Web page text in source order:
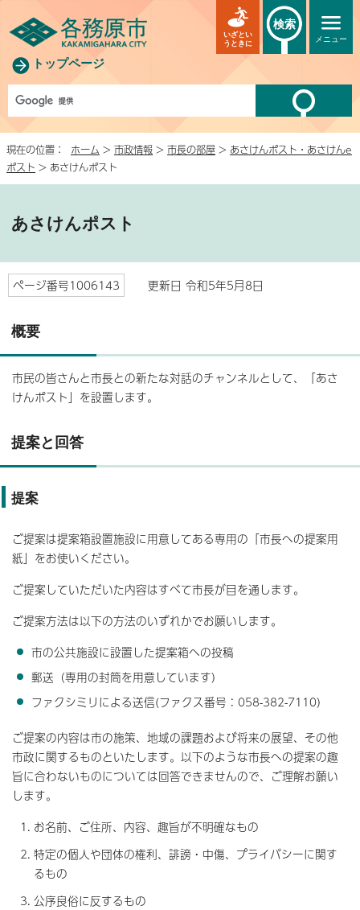
トップページ
メニュー
いざとい
うときに
検索
現在の位置： ホーム > 市政情報 > 市長の部屋 > あさけんポスト・あさけんe
ポスト > あさけんポスト
あさけんポスト
ページ番号1006143 更新日 令和5年5月8日
概要
市民の皆さんと市長との新たな対話のチャンネルとして、「あさ
けんポスト」を設置します。
提案と回答
提案
ご提案は提案箱設置施設に用意してある専用の「市長への提案用
紙」をお使いください。
ご提案していただいた内容はすべて市長が目を通します。
ご提案方法は以下の方法のいずれかでお願いします。
市の公共施設に設置した提案箱への投稿
郵送（専用の封筒を用意しています）
ファクシミリによる送信(ファクス番号：058-382-7110）
ご提案の内容は市の施策、地域の課題および将来の展望、その他
市政に関するものといたします。以下のような市長への提案の趣
旨に合わないものについては回答できませんので、ご理解お願い
します。
お名前、ご住所、内容、趣旨が不明確なもの
特定の個人や団体の権利、誹謗・中傷、プライバシーに関す
るもの
公序良俗に反するもの